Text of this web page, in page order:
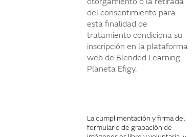
del consentimiento para
esta finalidad de
tratamiento condiciona su
inscripción en la plataforma
web de Blended Learning
Planeta Efigy.
La cumplimentación y firma del
formulario de grabación de